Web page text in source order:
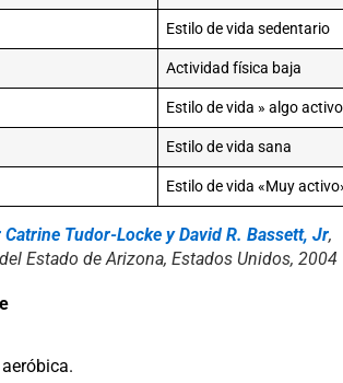
Estilo de vida sedentario
Actividad física baja
Estilo de vida » algo
Estilo de vida sana
Estilo de vida «Muy
Tudor-Locke y David R. Bassett, Jr,
Estado de Arizona, Estados Unidos, 2004